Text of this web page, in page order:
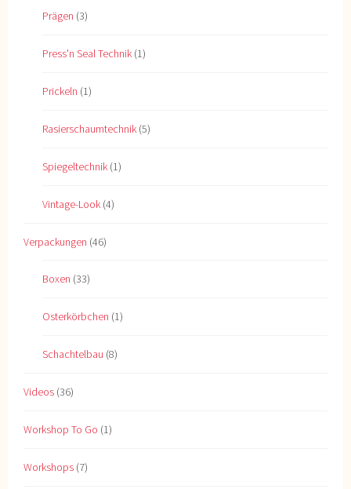
Prägen (3)
Press'n Seal Technik (1)
Prickeln (1)
Rasierschaumtechnik (5)
Spiegeltechnik (1)
Vintage-Look (4)
Verpackungen (46)
Boxen (33)
Osterkörbchen (1)
Schachtelbau (8)
Videos (36)
Workshop To Go (1)
Workshops (7)